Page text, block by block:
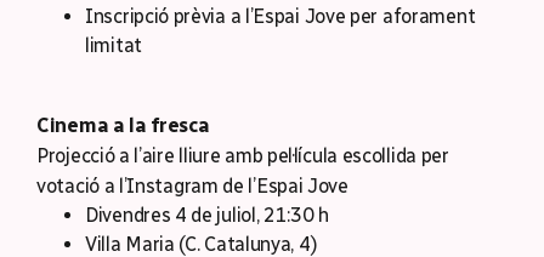
Inscripció prèvia a l’Espai Jove per aforament
limitat
Cinema a la fresca
Projecció a l’aire lliure amb pel·lícula escollida per
votació a l’Instagram de l’Espai Jove
Divendres 4 de juliol, 21:30 h
Villa Maria (C. Catalunya, 4)